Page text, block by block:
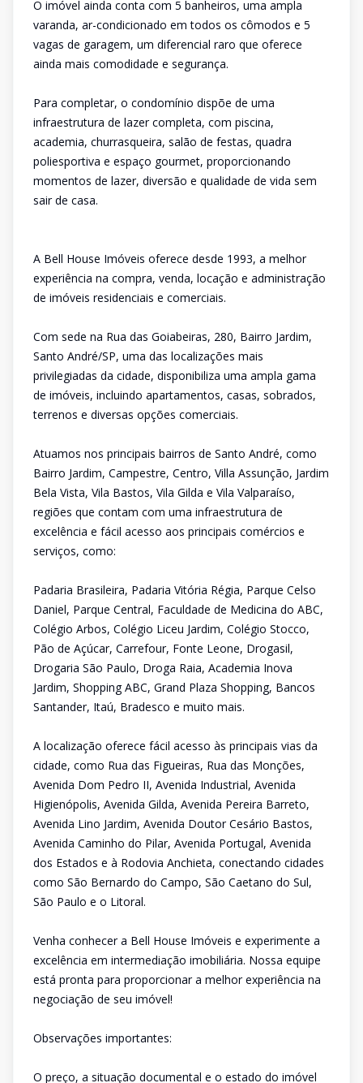
O imóvel ainda conta com 5 banheiros, uma ampla
varanda, ar-condicionado em todos os cômodos e 5
vagas de garagem, um diferencial raro que oferece
ainda mais comodidade e segurança.
Para completar, o condomínio dispõe de uma
infraestrutura de lazer completa, com piscina,
academia, churrasqueira, salão de festas, quadra
poliesportiva e espaço gourmet, proporcionando
momentos de lazer, diversão e qualidade de vida sem
sair de casa.
A Bell House Imóveis oferece desde 1993, a melhor
experiência na compra, venda, locação e administração
de imóveis residenciais e comerciais.
Com sede na Rua das Goiabeiras, 280, Bairro Jardim,
Santo André/SP, uma das localizações mais
privilegiadas da cidade, disponibiliza uma ampla gama
de imóveis, incluindo apartamentos, casas, sobrados,
terrenos e diversas opções comerciais.
Atuamos nos principais bairros de Santo André, como
Bairro Jardim, Campestre, Centro, Villa Assunção, Jardim
Bela Vista, Vila Bastos, Vila Gilda e Vila Valparaíso,
regiões que contam com uma infraestrutura de
excelência e fácil acesso aos principais comércios e
serviços, como:
Padaria Brasileira, Padaria Vitória Régia, Parque Celso
Daniel, Parque Central, Faculdade de Medicina do ABC,
Colégio Arbos, Colégio Liceu Jardim, Colégio Stocco,
Pão de Açúcar, Carrefour, Fonte Leone, Drogasil,
Drogaria São Paulo, Droga Raia, Academia Inova
Jardim, Shopping ABC, Grand Plaza Shopping, Bancos
Santander, Itaú, Bradesco e muito mais.
A localização oferece fácil acesso às principais vias da
cidade, como Rua das Figueiras, Rua das Monções,
Avenida Dom Pedro II, Avenida Industrial, Avenida
Higienópolis, Avenida Gilda, Avenida Pereira Barreto,
Avenida Lino Jardim, Avenida Doutor Cesário Bastos,
Avenida Caminho do Pilar, Avenida Portugal, Avenida
dos Estados e à Rodovia Anchieta, conectando cidades
como São Bernardo do Campo, São Caetano do Sul,
São Paulo e o Litoral.
Venha conhecer a Bell House Imóveis e experimente a
excelência em intermediação imobiliária. Nossa equipe
está pronta para proporcionar a melhor experiência na
negociação de seu imóvel!
Observações importantes:
O preço, a situação documental e o estado do imóvel